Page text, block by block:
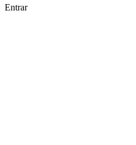
Entrar